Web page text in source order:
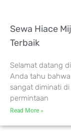
Sewa Hiace
Terbaik
Selamat datang
Anda tahu
sangat diminati
permintaan
Read More »